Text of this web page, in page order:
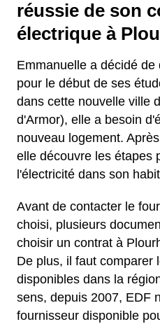
réussie de son
électrique à
Emmanuelle a décidé
pour le début de ses
dans cette nouvelle ville
d'Armor), elle a besoin
nouveau logement.
elle découvre les étapes
l'électricité dans son
Avant de contacter le
choisi, plusieurs
choisir un contrat à
De plus, il faut comparer
disponibles dans la
sens, depuis 2007, EDF
fournisseur disponible